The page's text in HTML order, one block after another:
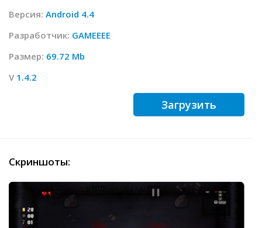
Версия: Android 4.4
Разработчик: GAMEEEE
Размер: 69.72 Mb
V 1.4.2
Загрузить
Скриншоты: